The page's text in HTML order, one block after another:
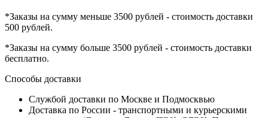
*Заказы на сумму меньше 3500 рублей - стоимость доставки
500 рублей.
*Заказы на сумму больше 3500 рублей - стоимость доставки
бесплатно.
Способы доставки
Службой доставки по Москве и Подмосквью
Доставка по России - транспортными и курьерскими